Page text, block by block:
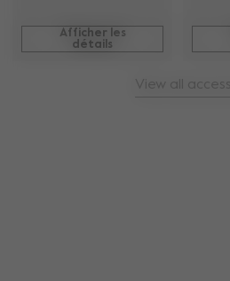
Afficher les
détails